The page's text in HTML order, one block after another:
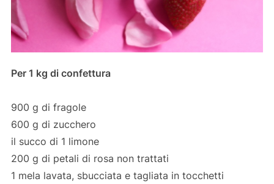
Per 1 kg di confettura
900 g di fragole
600 g di zucchero
il succo di 1 limone
200 g di petali di rosa non trattati
1 mela lavata, sbucciata e tagliata in tocchetti